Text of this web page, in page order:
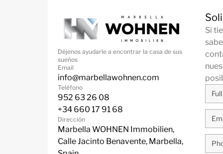
Déjenos ayudarle a encontrar la casa de sus
sueños
Email
info@marbellawohnen.com
Teléfono
952 63 26 08
+34 660 17 91 68
Dirección
Marbella WOHNEN Immobilien,
Calle Jacinto Benavente, Marbella,
Si